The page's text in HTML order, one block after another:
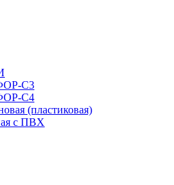
С3
С4
(пластиковая)
с ПВХ